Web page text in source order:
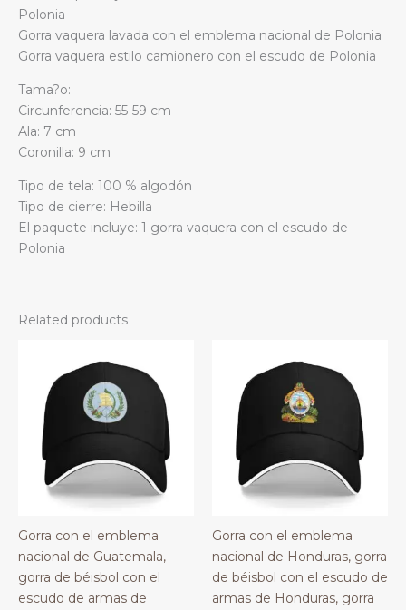
Polonia
Gorra vaquera lavada con el emblema nacional de Polonia
Gorra vaquera estilo camionero con el escudo de Polonia
Tama?o:
Circunferencia: 55-59 cm
Ala: 7 cm
Coronilla: 9 cm
Tipo de tela: 100 % algodón
Tipo de cierre: Hebilla
El paquete incluye: 1 gorra vaquera con el escudo de
Polonia
Related products
Gorra con el emblema
nacional de Guatemala,
gorra de béisbol con el
escudo de armas de
Gorra con el emblema
nacional de Honduras, gorra
de béisbol con el escudo de
armas de Honduras, gorra